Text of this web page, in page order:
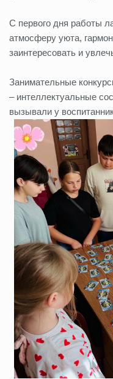
С первого дня работы
атмосферу уюта,
заинтересовать и
Занимательные
– интеллектуальные
вызывали у